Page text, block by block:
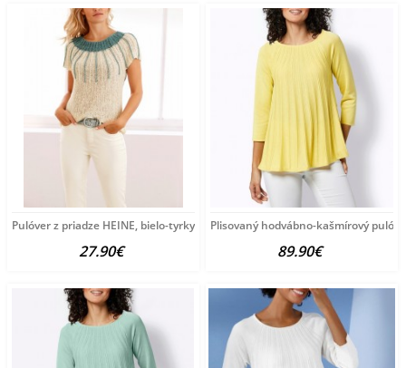
Pulóver z priadze HEINE, bielo-tyrkysový
27.90€
Plisovaný hodvábno-kašmírový
89.90€